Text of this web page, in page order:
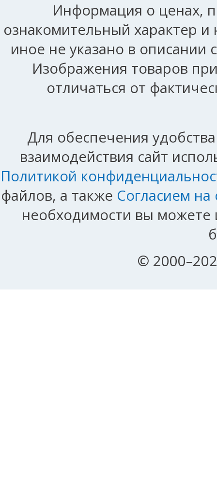
Информация о ценах,
ознакомительный характер
иное не указано в описании
Изображения товаров
отличаться от
Для обеспечения
взаимодействия сайт
Политикой
файлов, а также Согласием
необходимости вы можете
©